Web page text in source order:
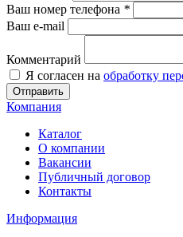
Ваш номер телефона *
Ваш e-mail
Комментарий
Я согласен на обработку
Отправить
Компания
Каталог
О компании
Вакансии
Публичный договор
Контакты
Информация